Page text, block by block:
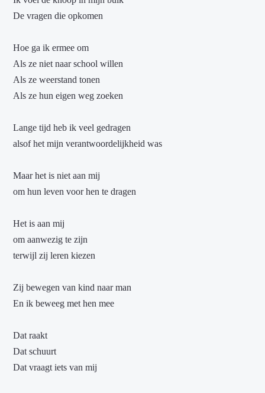
De vragen die opkomen
Hoe ga ik ermee om
Als ze niet naar school willen
Als ze weerstand tonen
Als ze hun eigen weg zoeken
Lange tijd heb ik veel gedragen
alsof het mijn verantwoordelijkheid was
Maar het is niet aan mij
om hun leven voor hen te dragen
Het is aan mij
om aanwezig te zijn
terwijl zij leren kiezen
Zij bewegen van kind naar man
En ik beweeg met hen mee
Dat raakt
Dat schuurt
Dat vraagt iets van mij